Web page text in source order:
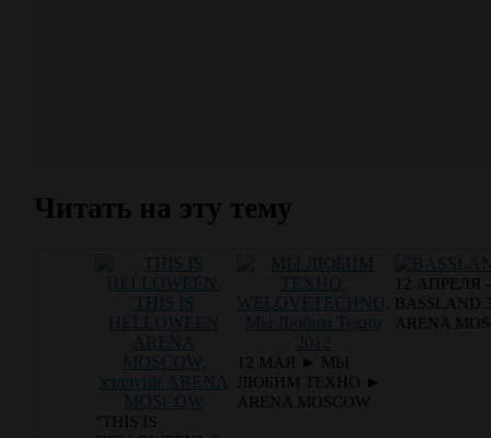
Читать на эту тему
"THIS IS
12 МАЯ ► МЫ
ЛЮБИМ ТЕХНО ►
ARENA MOSCOW
12 АПРЕЛЯ -
BASSLAND
ARENA